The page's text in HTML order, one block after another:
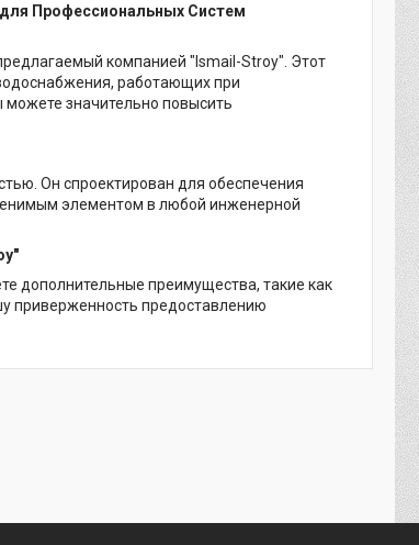
Профессиональных Систем
компанией "Ismail-Stroy". Этот
работающих при
значительно повысить
Он спроектирован для обеспечения
элементом в любой инженерной
дополнительные преимущества, такие как
приверженность предоставлению